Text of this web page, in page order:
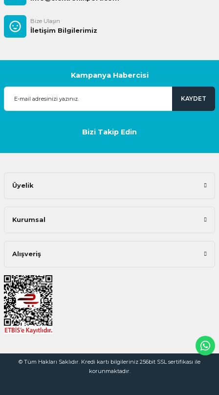
Bize Ulaşın
İletişim Bilgilerimiz
Kampanya Habercisi
KAYDET
Bizi Takip Edin
Üyelik
Kurumsal
Alışveriş
© Tüm Hakları Saklıdır. Kredi kartı bilgileriniz 256bit SSL sertifikası ile
korunmaktadır.